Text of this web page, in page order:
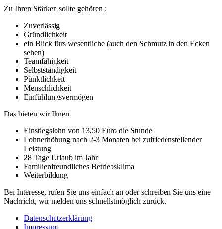
Zu Ihren Stärken sollte gehören :
Zuverlässig
Gründlichkeit
ein Blick fürs wesentliche (auch den Schmutz in den Ecken
sehen)
Teamfähigkeit
Selbstständigkeit
Pünktlichkeit
Menschlichkeit
Einfühlungsvermögen
Das bieten wir Ihnen
Einstiegslohn von 13,50 Euro die Stunde
Lohnerhöhung nach 2-3 Monaten bei zufriedenstellender
Leistung
28 Tage Urlaub im Jahr
Familienfreundliches Betriebsklima
Weiterbildung
Bei Interesse, rufen Sie uns einfach an oder schreiben Sie uns eine
Nachricht, wir melden uns schnellstmöglich zurück.
Datenschutzerklärung
Impressum